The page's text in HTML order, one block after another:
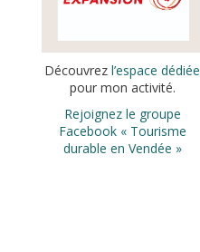
Découvrezl’espace dédiée
pour mon activité.
Rejoignez le groupe
Facebook « Tourisme
durable en Vendée »